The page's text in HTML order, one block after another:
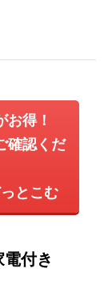
得！
確認くだ
とこむ
付き